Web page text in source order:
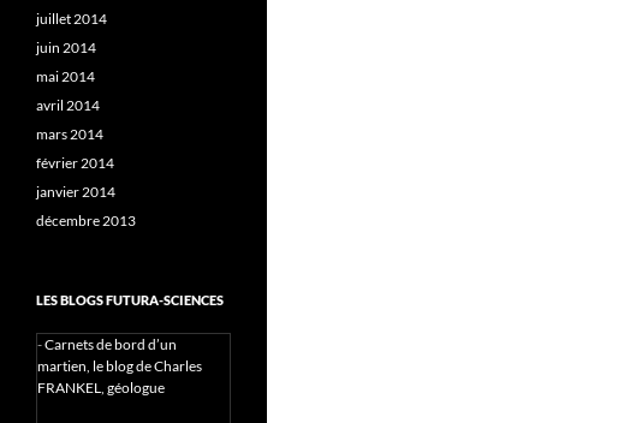
juillet 2014
juin 2014
mai 2014
avril 2014
mars 2014
février 2014
janvier 2014
décembre 2013
LES BLOGS FUTURA-SCIENCES
-Carnets de bord d’un
martien, le blog de Charles
FRANKEL, géologue